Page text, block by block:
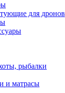
для дронов
рыбалки
и матрасы